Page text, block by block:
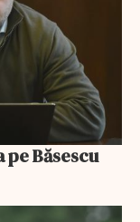
pe Băsescu